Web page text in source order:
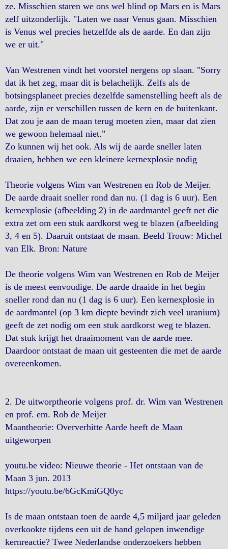
ze. Misschien staren we ons wel blind op Mars en is Mars
zelf uitzonderlijk. "Laten we naar Venus gaan. Misschien
is Venus wel precies hetzelfde als de aarde. En dan zijn
we er uit."
Van Westrenen vindt het voorstel nergens op slaan. "Sorry
dat ik het zeg, maar dit is belachelijk. Zelfs als de
botsingsplaneet precies dezelfde samenstelling heeft als de
aarde, zijn er verschillen tussen de kern en de buitenkant.
Dat zou je aan de maan terug moeten zien, maar dat zien
we gewoon helemaal niet."
Zo kunnen wij het ook. Als wij de aarde sneller laten
draaien, hebben we een kleinere kernexplosie nodig
Theorie volgens Wim van Westrenen en Rob de Meijer.
De aarde draait sneller rond dan nu. (1 dag is 6 uur). Een
kernexplosie (afbeelding 2) in de aardmantel geeft net die
extra zet om een stuk aardkorst weg te blazen (afbeelding
3, 4 en 5). Daaruit ontstaat de maan. Beeld Trouw: Michel
van Elk. Bron: Nature
De theorie volgens Wim van Westrenen en Rob de Meijer
is de meest eenvoudige. De aarde draaide in het begin
sneller rond dan nu (1 dag is 6 uur). Een kernexplosie in
de aardmantel (op 3 km diepte bevindt zich veel uranium)
geeft de zet nodig om een stuk aardkorst weg te blazen.
Dat stuk krijgt het draaimoment van de aarde mee.
Daardoor ontstaat de maan uit gesteenten die met de aarde
overeenkomen.
2. De uitworptheorie volgens prof. dr. Wim van Westrenen
en prof. em. Rob de Meijer
Maantheorie: Oververhitte Aarde heeft de Maan
uitgeworpen
youtu.be video: Nieuwe theorie - Het ontstaan van de
Maan 3 jun. 2013
https://youtu.be/6GcKmiGQ0yc
Is de maan ontstaan toen de aarde 4,5 miljard jaar geleden
overkookte tijdens een uit de hand gelopen inwendige
kernreactie? Twee Nederlandse onderzoekers hebben